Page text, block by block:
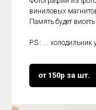
виниловых
Память будет
P.S.: ... холодильник
от 150р за шт.